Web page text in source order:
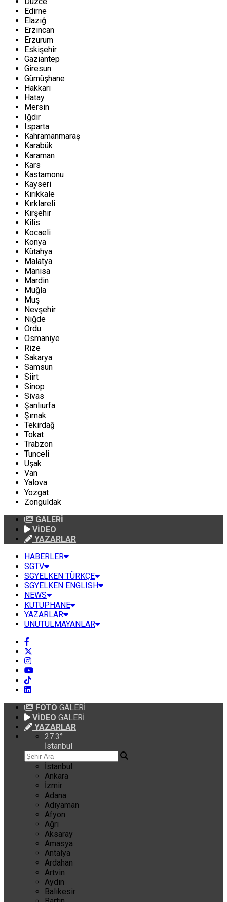
Edirne
Elazığ
Erzincan
Erzurum
Eskişehir
Gaziantep
Giresun
Gümüşhane
Hakkari
Hatay
Mersin
Iğdır
Isparta
Kahramanmaraş
Karabük
Karaman
Kars
Kastamonu
Kayseri
Kırıkkale
Kırklareli
Kırşehir
Kilis
Kocaeli
Konya
Kütahya
Malatya
Manisa
Mardin
Muğla
Muş
Nevşehir
Niğde
Ordu
Osmaniye
Rize
Sakarya
Samsun
Siirt
Sinop
Sivas
Şanlıurfa
Şırnak
Tekirdağ
Tokat
Trabzon
Tunceli
Uşak
Van
Yalova
Yozgat
Zonguldak
GALERİ
VİDEO
YAZARLAR
HABERLER
SGTV
SGYELKEN TÜRKÇE
SGYELKEN ENGLISH
NEWS
KUTUPHANE
YAZARLAR
UNUTULMAYANLAR
FOTO GALERİ
VİDEO GALERİ
YAZARLAR
27.3°
İstanbul
İstanbul
Ankara
İzmir
Adana
Adıyaman
Afyon
Ağrı
Aksaray
Amasya
Antalya
Ardahan
Artvin
Aydın
Balıkesir